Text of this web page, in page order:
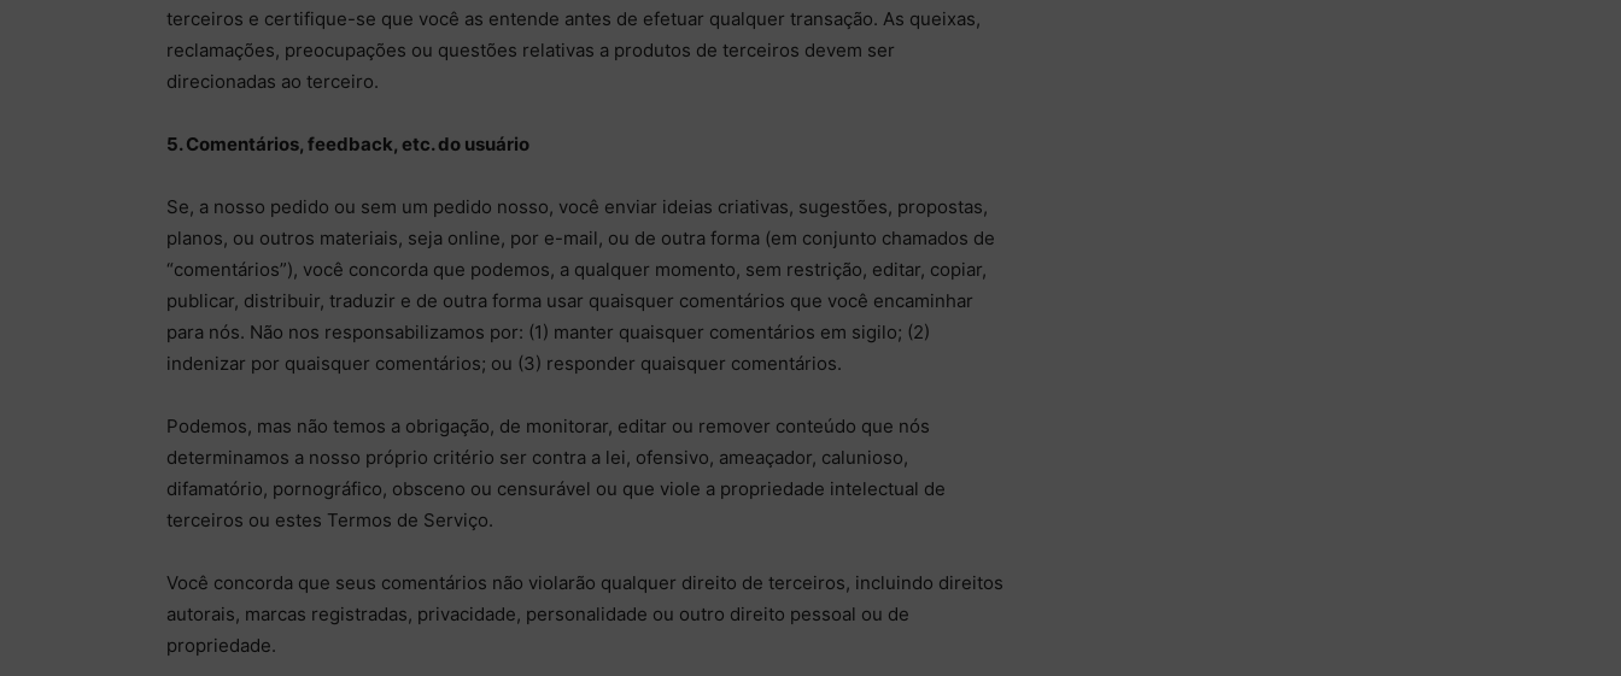
terceiros e certifique-se que você as entende antes de efetuar qualquer transação. As queixas,
reclamações, preocupações ou questões relativas a produtos de terceiros devem ser
direcionadas ao terceiro.
5. Comentários, feedback, etc. do usuário
Se, a nosso pedido ou sem um pedido nosso, você enviar ideias criativas, sugestões, propostas,
planos, ou outros materiais, seja online, por e-mail, ou de outra forma (em conjunto chamados de
“comentários”), você concorda que podemos, a qualquer momento, sem restrição, editar, copiar,
publicar, distribuir, traduzir e de outra forma usar quaisquer comentários que você encaminhar
para nós. Não nos responsabilizamos por: (1) manter quaisquer comentários em sigilo; (2)
indenizar por quaisquer comentários; ou (3) responder quaisquer comentários.
Podemos, mas não temos a obrigação, de monitorar, editar ou remover conteúdo que nós
determinamos a nosso próprio critério ser contra a lei, ofensivo, ameaçador, calunioso,
difamatório, pornográfico, obsceno ou censurável ou que viole a propriedade intelectual de
terceiros ou estes Termos de Serviço.
Você concorda que seus comentários não violarão qualquer direito de terceiros, incluindo direitos
autorais, marcas registradas, privacidade, personalidade ou outro direito pessoal ou de
propriedade.